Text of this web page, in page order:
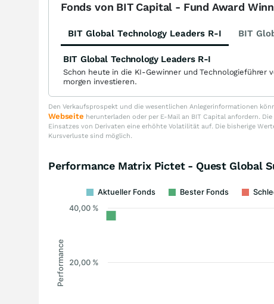
Fonds von BIT Capital - Fund Award
BIT Global Technology Leaders R-I BIT
BIT Global Technology Leaders R-I
Schon heute in die KI-Gewinner und Technologieführer
morgen investieren.
Den Verkaufsprospekt und die wesentlichen Anlegerinformationen
Webseite herunterladen oder per E-Mail an BIT Capital anfordern.
Einsatzes von Derivaten eine erhöhte Volatilität auf. Die bisherige
Kursverluste sind möglich.
Performance Matrix Pictet - Quest Global
Performance
Aktueller Fonds Bester Fonds
20,00 %
40,00 %